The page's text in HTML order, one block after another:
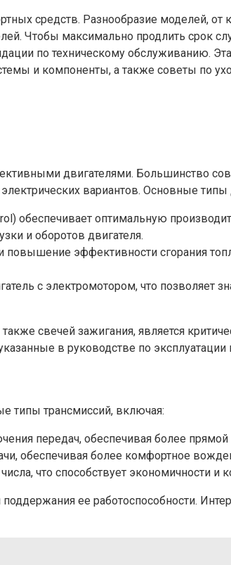
средств. Разнообразие моделей, от
Чтобы максимально продлить срок
по техническому обслуживанию. Эта
и компоненты, а также советы по
двигателями. Большинство
вариантов. Основные
обеспечивает оптимальную
и оборотов двигателя.
повышение эффективности сгорания
с электромотором, что позволяет
свечей зажигания, является
в руководстве по эксплуатации
типы трансмиссий, включая:
передач, обеспечивая более
обеспечивая более комфортное
что способствует экономичности и
ее работоспособности.